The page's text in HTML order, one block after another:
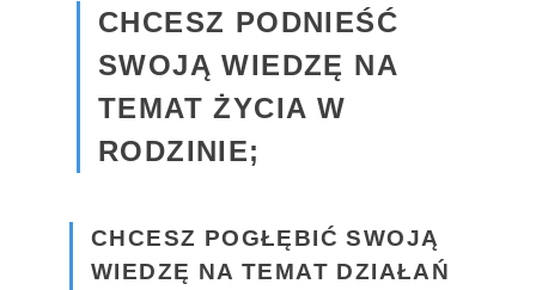
CHCESZ PODNIEŚĆ
SWOJĄ WIEDZĘ NA
TEMAT ŻYCIA W
RODZINIE;
CHCESZ POGŁĘBIĆ SWOJĄ
WIEDZĘ NA TEMAT DZIAŁAŃ